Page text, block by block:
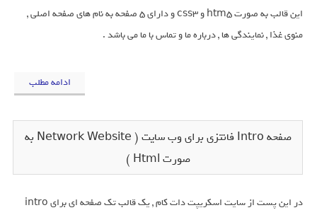
این قالب به صورت htm5 و css3 و دارای 5 صفحه به نام های صفحه اصلی ,
منوی غذا , نمایندگی ها , درباره ما و تماس با ما می باشد .
ادامه مطلب
صفحه Intro فانتزی برای وب سایت ( Network Website به
صورت Html )
در این پست از سایت اسکریپت دات کام , یک قالب تک صفحه ای برای intro